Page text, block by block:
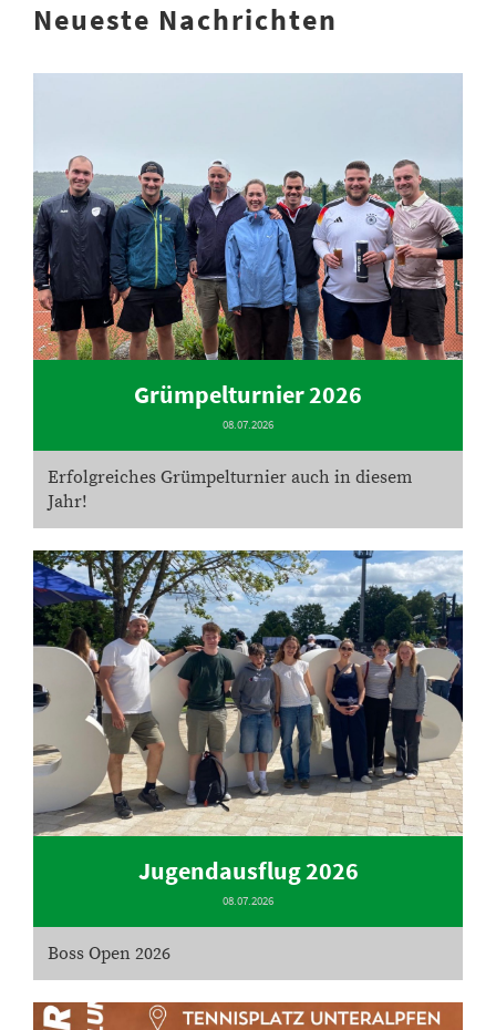
Neueste Nachrichten
Grümpelturnier 2026
08.07.2026
Erfolgreiches Grümpelturnier auch in diesem
Jahr!
Jugendausflug 2026
08.07.2026
Boss Open 2026